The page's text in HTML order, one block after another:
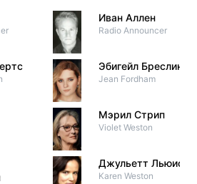
Иван Аллен
Radio Announcer
Эбигейл Бреслин
Jean Fordham
Мэрил Стрип
Violet Weston
Джульетт Льюис
Karen Weston